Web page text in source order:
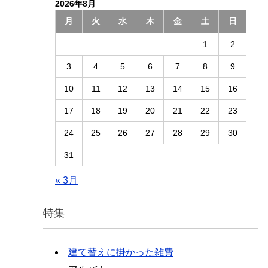
2026年8月
月
火 水 木 金 土 日
1 2
3 4 5 6 7 8 9
10 11 12 13 14 15 16
17 18 19 20 21 22 23
24 25 26 27 28 29 30
31
« 3月
特集
建て替えに掛かった雑費